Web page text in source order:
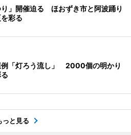
り」開催迫る ほおずき市と阿波踊り
彩る
例「灯ろう流し」 2000個の明かり
っと見る